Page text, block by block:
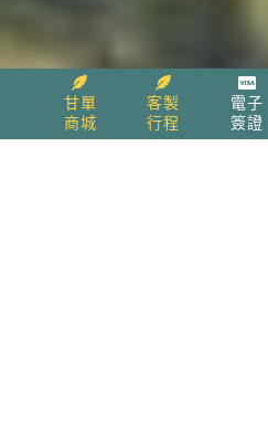
甘單
商城
客製
行程
電子
簽證